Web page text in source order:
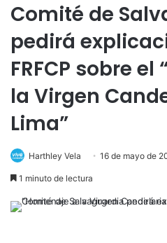
Comité de
pedirá
FRFCP sobre
la Virgen
Lima”
Harthley Vela 16 de mayo de
1 minuto de lectura